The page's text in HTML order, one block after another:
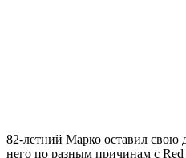
82-летний Марко оставил свою
него по разным причинам с Red